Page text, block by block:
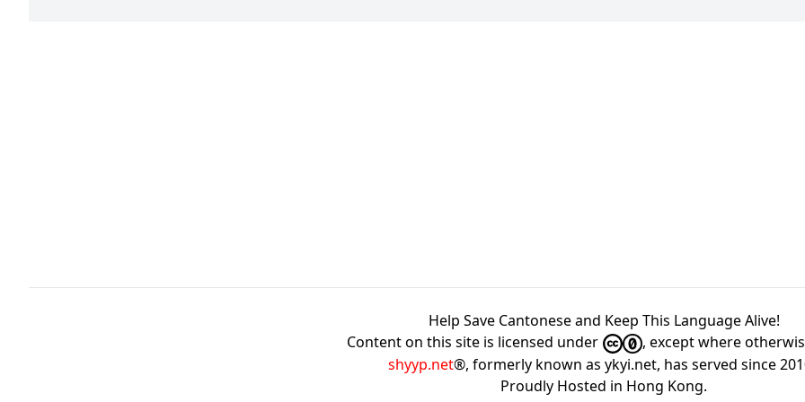
Help Save Cantonese and Keep This Language Alive!
Content on this site is licensed under
, except where
shyyp.net®, formerly known as ykyi.net, has served since
Proudly Hosted in Hong Kong.